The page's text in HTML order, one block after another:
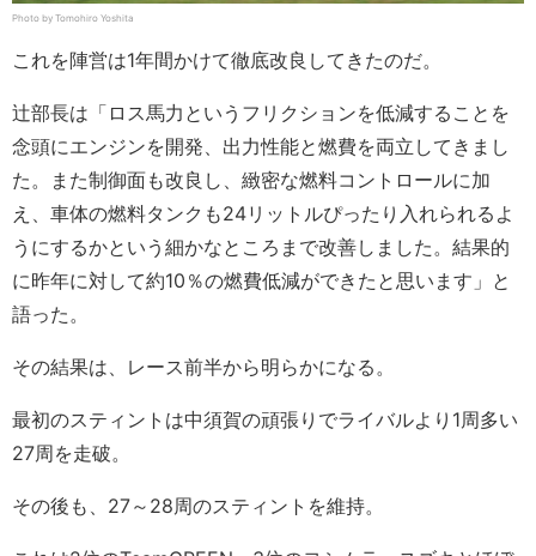
Photo by Tomohiro Yoshita
これを陣営は1年間かけて徹底改良してきたのだ。
辻部長は「ロス馬力というフリクションを低減することを
念頭にエンジンを開発、出力性能と燃費を両立してきまし
た。また制御面も改良し、緻密な燃料コントロールに加
え、車体の燃料タンクも24リットルぴったり入れられるよ
うにするかという細かなところまで改善しました。結果的
に昨年に対して約10％の燃費低減ができたと思います」と
語った。
その結果は、レース前半から明らかになる。
最初のスティントは中須賀の頑張りでライバルより1周多い
27周を走破。
その後も、27～28周のスティントを維持。